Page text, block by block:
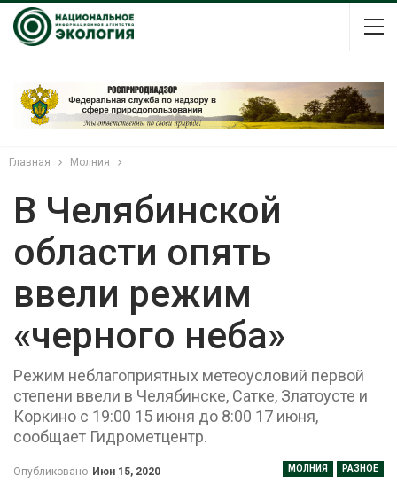
Главная Молния
В Челябинской
области опять
ввели режим
«черного неба»
Режим неблагоприятных метеоусловий первой
степени ввели в Челябинске, Сатке, Златоусте и
Коркино с 19:00 15 июня до 8:00 17 июня,
сообщает Гидрометцентр.
МОЛНИЯ РАЗНОЕ
Опубликовано Июн 15, 2020